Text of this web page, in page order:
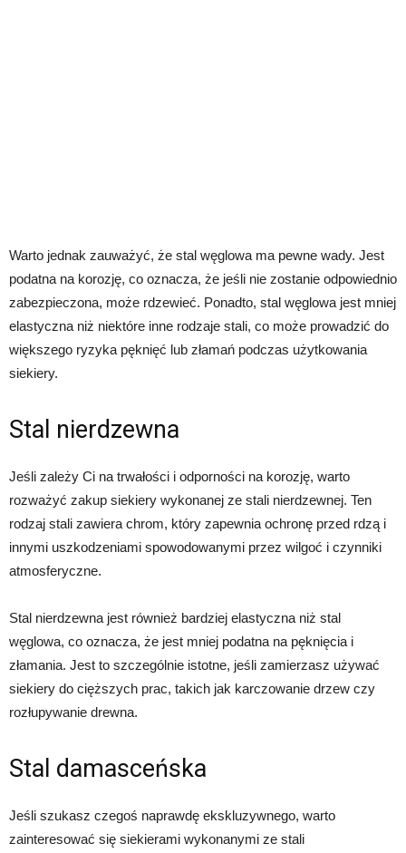
Warto jednak zauważyć, że stal węglowa ma pewne wady. Jest
podatna na korozję, co oznacza, że ​​jeśli nie zostanie odpowiednio
zabezpieczona, może rdzewieć. Ponadto, stal węglowa jest mniej
elastyczna niż niektóre inne rodzaje stali, co może prowadzić do
większego ryzyka pęknięć lub złamań podczas użytkowania
siekiery.
Stal nierdzewna
Jeśli zależy Ci na trwałości i odporności na korozję, warto
rozważyć zakup siekiery wykonanej ze stali nierdzewnej. Ten
rodzaj stali zawiera chrom, który zapewnia ochronę przed rdzą i
innymi uszkodzeniami spowodowanymi przez wilgoć i czynniki
atmosferyczne.
Stal nierdzewna jest również bardziej elastyczna niż stal
węglowa, co oznacza, że ​​jest mniej podatna na pęknięcia i
złamania. Jest to szczególnie istotne, jeśli zamierzasz używać
siekiery do cięższych prac, takich jak karczowanie drzew czy
rozłupywanie drewna.
Stal damasceńska
Jeśli szukasz czegoś naprawdę ekskluzywnego, warto
zainteresować się siekierami wykonanymi ze stali